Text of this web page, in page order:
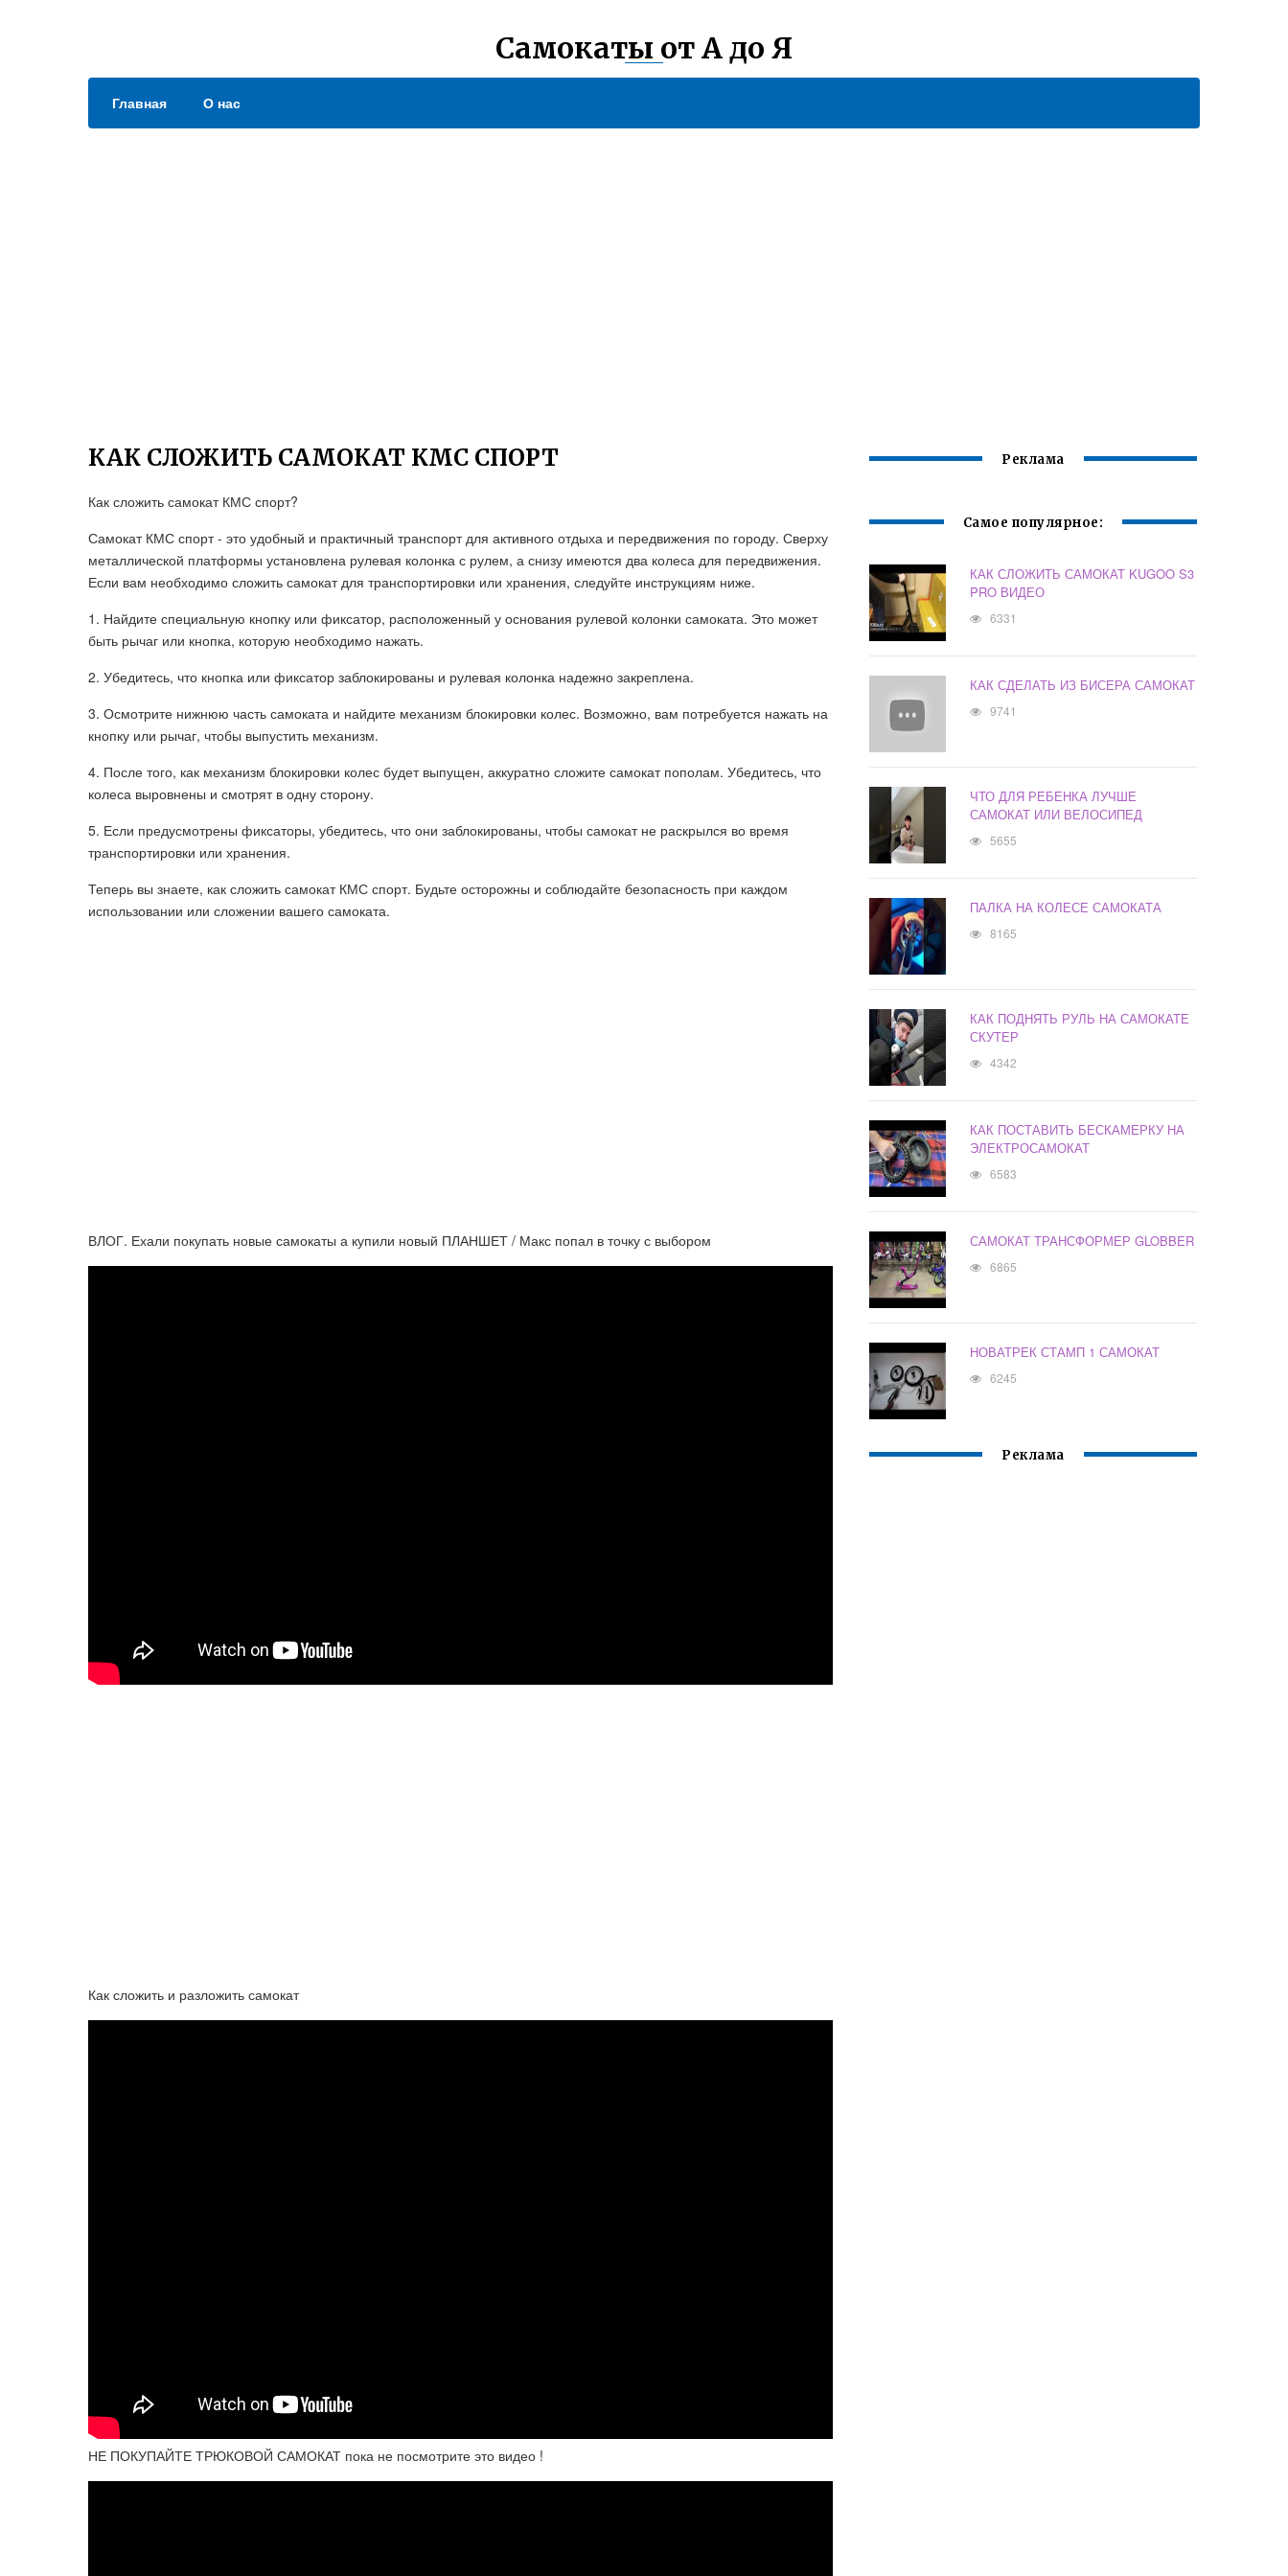
Самокаты от А до Я
Главная О нас
КАК СЛОЖИТЬ САМОКАТ КМС СПОРТ
Как сложить самокат КМС спорт?
Самокат КМС спорт - это удобный и практичный транспорт для активного отдыха и передвижения по городу. Сверху
металлической платформы установлена рулевая колонка с рулем, а снизу имеются два колеса для передвижения.
Если вам необходимо сложить самокат для транспортировки или хранения, следуйте инструкциям ниже.
1. Найдите специальную кнопку или фиксатор, расположенный у основания рулевой колонки самоката. Это может
быть рычаг или кнопка, которую необходимо нажать.
2. Убедитесь, что кнопка или фиксатор заблокированы и рулевая колонка надежно закреплена.
3. Осмотрите нижнюю часть самоката и найдите механизм блокировки колес. Возможно, вам потребуется нажать на
кнопку или рычаг, чтобы выпустить механизм.
4. После того, как механизм блокировки колес будет выпущен, аккуратно сложите самокат пополам. Убедитесь, что
колеса выровнены и смотрят в одну сторону.
5. Если предусмотрены фиксаторы, убедитесь, что они заблокированы, чтобы самокат не раскрылся во время
транспортировки или хранения.
Теперь вы знаете, как сложить самокат КМС спорт. Будьте осторожны и соблюдайте безопасность при каждом
использовании или сложении вашего самоката.
ВЛОГ. Ехали покупать новые самокаты а купили новый ПЛАНШЕТ / Макс попал в точку с выбором
Как сложить и разложить самокат
НЕ ПОКУПАЙТЕ ТРЮКОВОЙ САМОКАТ пока не посмотрите это видео !
Реклама
Самое популярное:
КАК СЛОЖИТЬ САМОКАТ KUGOO S3
PRO ВИДЕО
6331
КАК СДЕЛАТЬ ИЗ БИСЕРА САМОКАТ
9741
ЧТО ДЛЯ РЕБЕНКА ЛУЧШЕ
САМОКАТ ИЛИ ВЕЛОСИПЕД
5655
ПАЛКА НА КОЛЕСЕ САМОКАТА
8165
КАК ПОДНЯТЬ РУЛЬ НА САМОКАТЕ
СКУТЕР
4342
КАК ПОСТАВИТЬ БЕСКАМЕРКУ НА
ЭЛЕКТРОСАМОКАТ
6583
САМОКАТ ТРАНСФОРМЕР GLOBBER
6865
НОВАТРЕК СТАМП 1 САМОКАТ
6245
Реклама